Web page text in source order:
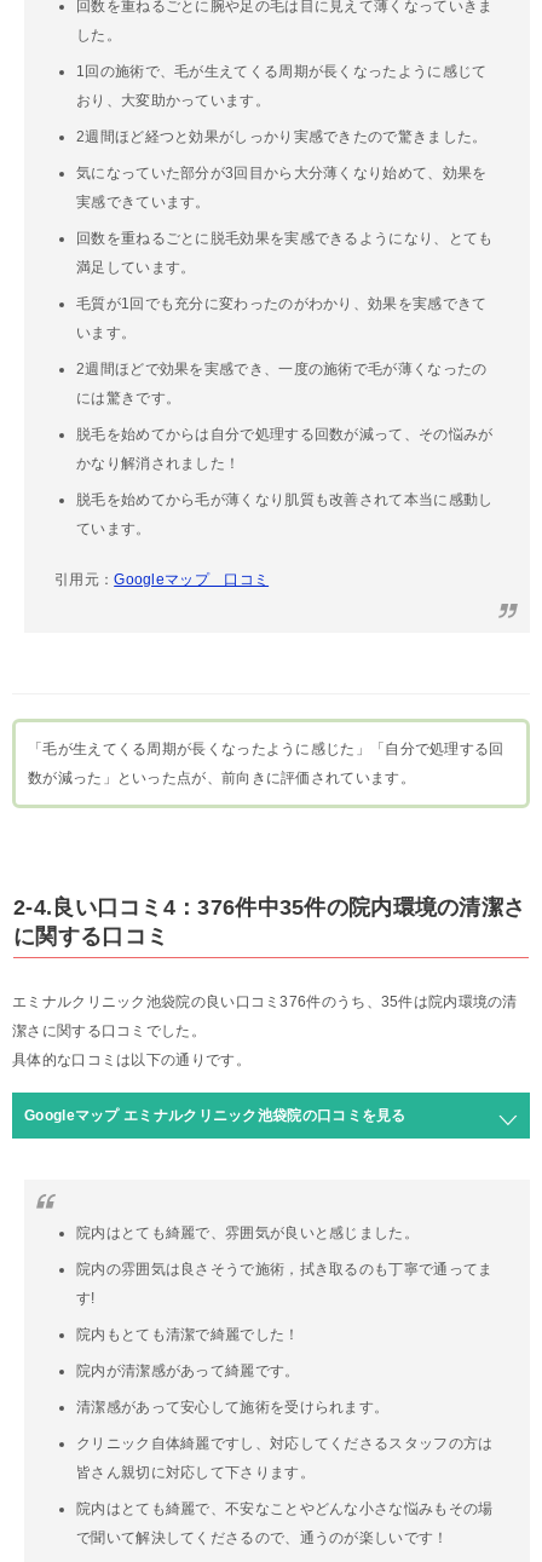
回数を重ねるごとに腕や足の毛は目に見えて薄くなっていきま
した。
1回の施術で、毛が生えてくる周期が長くなったように感じて
おり、大変助かっています。
2週間ほど経つと効果がしっかり実感できたので驚きました。
気になっていた部分が3回目から大分薄くなり始めて、効果を
実感できています。
回数を重ねるごとに脱毛効果を実感できるようになり、とても
満足しています。
毛質が1回でも充分に変わったのがわかり、効果を実感できて
います。
2週間ほどで効果を実感でき、一度の施術で毛が薄くなったの
には驚きです。
脱毛を始めてからは自分で処理する回数が減って、その悩みが
かなり解消されました！
脱毛を始めてから毛が薄くなり肌質も改善されて本当に感動し
ています。
引用元：Googleマップ 口コミ
「毛が生えてくる周期が長くなったように感じた」「自分で処理する回
数が減った」といった点が、前向きに評価されています。
2-4.良い口コミ4：376件中35件の院内環境の清潔さ
に関する口コミ
エミナルクリニック池袋院の良い口コミ376件のうち、35件は院内環境の清
潔さに関する口コミでした。
具体的な口コミは以下の通りです。
Googleマップ エミナルクリニック池袋院の口コミを見る
院内はとても綺麗で、雰囲気が良いと感じました。
院内の雰囲気は良さそうで施術，拭き取るのも丁寧で通ってま
す!
院内もとても清潔で綺麗でした！
院内が清潔感があって綺麗です。
清潔感があって安心して施術を受けられます。
クリニック自体綺麗ですし、対応してくださるスタッフの方は
皆さん親切に対応して下さります。
院内はとても綺麗で、不安なことやどんな小さな悩みもその場
で聞いて解決してくださるので、通うのが楽しいです！